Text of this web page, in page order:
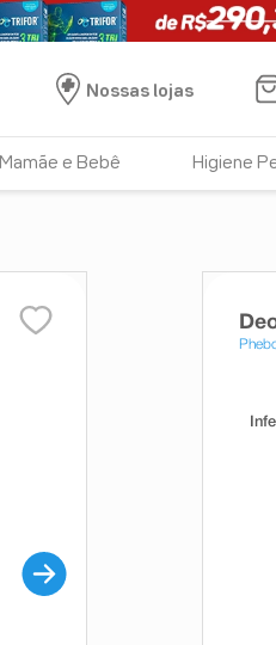
Nossas lojas
Mamãe e Bebê Higiene